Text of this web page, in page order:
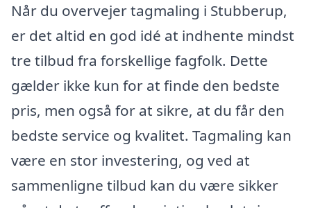
Når du overvejer tagmaling i Stubberup,
er det altid en god idé at indhente mindst
tre tilbud fra forskellige fagfolk. Dette
gælder ikke kun for at finde den bedste
pris, men også for at sikre, at du får den
bedste service og kvalitet. Tagmaling kan
være en stor investering, og ved at
sammenligne tilbud kan du være sikker